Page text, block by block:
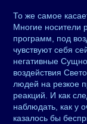
То же самое
Многие носители
программ, под
чувствуют себя
негативные
воздействия
людей на резкое
реакций. И как
наблюдать, как у
казалось бы